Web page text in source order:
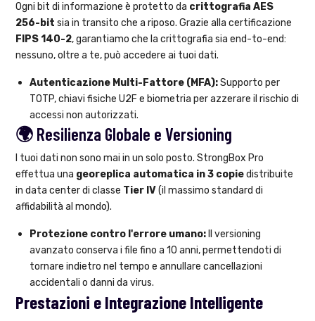
Ogni bit di informazione è protetto da crittografia AES
256-bit sia in transito che a riposo. Grazie alla certificazione
FIPS 140-2, garantiamo che la crittografia sia end-to-end:
nessuno, oltre a te, può accedere ai tuoi dati.
Autenticazione Multi-Fattore (MFA):Supporto per
TOTP, chiavi fisiche U2F e biometria per azzerare il rischio di
accessi non autorizzati.
🌍 Resilienza Globale e Versioning
I tuoi dati non sono mai in un solo posto. StrongBox Pro
effettua una georeplica automatica in 3 copiedistribuite
in data center di classe Tier IV(il massimo standard di
affidabilità al mondo).
Protezione contro l'errore umano: Il versioning
avanzato conserva i file fino a 10 anni, permettendoti di
tornare indietro nel tempo e annullare cancellazioni
accidentali o danni da virus.
Prestazioni e Integrazione Intelligente